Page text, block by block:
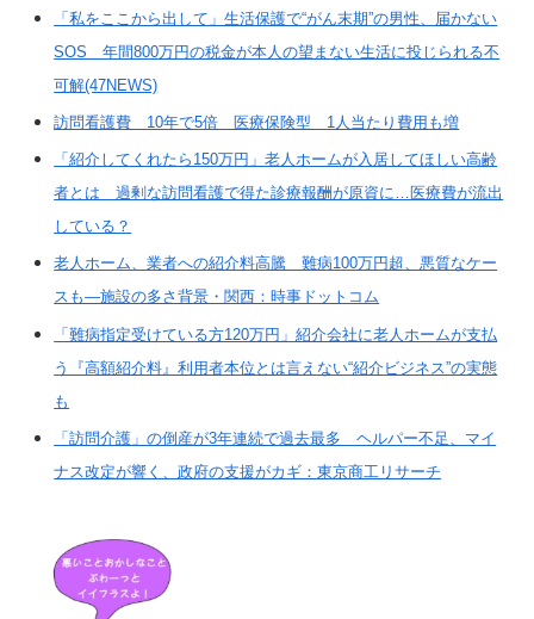
「私をここから出して」生活保護で“がん末期”の男性、届かない
SOS 年間800万円の税金が本人の望まない生活に投じられる不
可解(47NEWS)
訪問看護費 10年で5倍 医療保険型 1人当たり費用も増
「紹介してくれたら150万円」老人ホームが入居してほしい高齢
者とは 過剰な訪問看護で得た診療報酬が原資に…医療費が流出
している？
老人ホーム、業者への紹介料高騰 難病100万円超、悪質なケー
スも―施設の多さ背景・関西：時事ドットコム
「難病指定受けている方120万円」紹介会社に老人ホームが支払
う『高額紹介料』利用者本位とは言えない“紹介ビジネス”の実態
も
「訪問介護」の倒産が3年連続で過去最多 ヘルパー不足、マイ
ナス改定が響く、政府の支援がカギ：東京商工リサーチ